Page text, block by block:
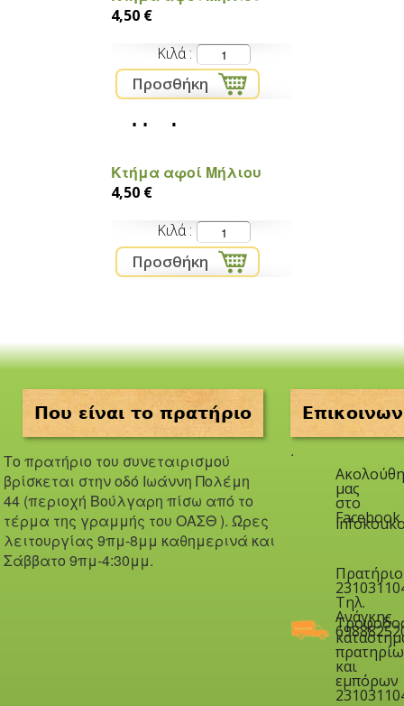
4,50 €
Κιλά
Κτήμα αφοί Μήλιου
4,50 €
Κιλά
Που είναι το πρατήριο
Το πρατήριο του συνεταιρισμού
βρίσκεται στην οδό Iωάννη Πολέμη
44 (περιοχή Βούλγαρη πίσω από το
τέρμα της γραμμής του ΟΑΣΘ ). Ώρες
λειτουργίας 9πμ-8μμ καθημερινά και
Σάββατο 9πμ-4:30μμ.
.
μας
στο
Facebook
Πρατήριο
Τηλ.
Ανάγκης
και
εμπόρων